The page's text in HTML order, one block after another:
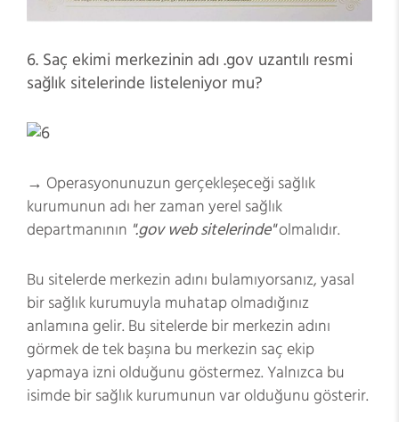
6. Saç ekimi merkezinin adı .gov uzantılı resmi
sağlık sitelerinde listeleniyor mu?
→ Operasyonunuzun gerçekleşeceği sağlık
kurumunun adı her zaman yerel sağlık
departmanının ".gov web sitelerinde"olmalıdır.
Bu sitelerde merkezin adını bulamıyorsanız, yasal
bir sağlık kurumuyla muhatap olmadığınız
anlamına gelir. Bu sitelerde bir merkezin adını
görmek de tek başına bu merkezin saç ekip
yapmaya izni olduğunu göstermez. Yalnızca bu
isimde bir sağlık kurumunun var olduğunu gösterir.